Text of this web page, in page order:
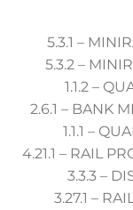
5.3.1 –
5.3.2 –
1.1.2 –
2.6.1 – BANK
1.1.1 –
4.21.1 – RAIL
3.3.3 –
3.27.1 –